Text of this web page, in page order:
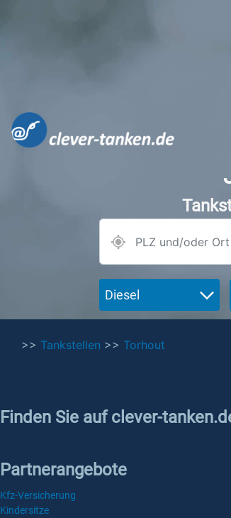
Diesel
>> Tankstellen >> Torhout
Finden Sie auf clever-
Partnerangebote
Kfz-Versicherung
Kindersitze